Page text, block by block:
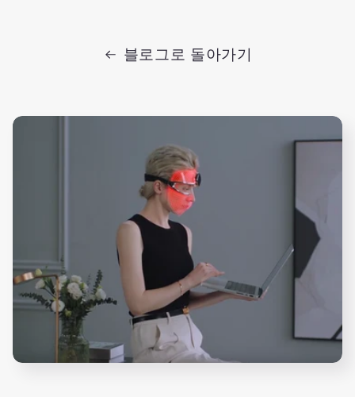
블로그로 돌아가기